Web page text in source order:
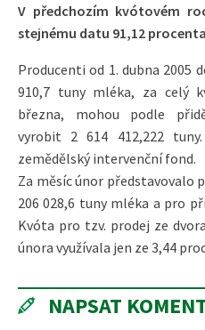
V předchozím kvótovém
stejnému datu 91,12
Producenti od 1. dubna 2005
910,7 tuny mléka, za celý
března, mohou podle
vyrobit 2 614 412,222
zemědělský intervenční fond.
Za měsíc únor představovalo
206 028,6 tuny mléka a pro
Kvóta pro tzv. prodej ze
února využívala jen ze 3,44
NAPSAT